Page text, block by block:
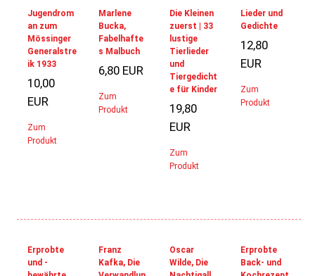
Jugendrom
an zum
Mössinger
Generalstre
ik 1933
10,00
EUR
Zum
Produkt
Marlene
Bucka,
Fabelhafte
s Malbuch
6,80 EUR
Zum
Produkt
Die Kleinen
zuerst | 33
lustige
Tierlieder
und
Tiergedicht
e für Kinder
19,80
EUR
Zum
Produkt
Lieder und
Gedichte
12,80
EUR
Zum
Produkt
Er­probte
und ­
Franz
Kafka, Die
Oscar
Wilde, Die
Erprobte
Back- und